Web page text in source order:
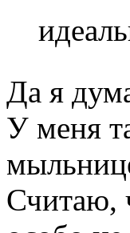
Да я
У меня
Считаю,